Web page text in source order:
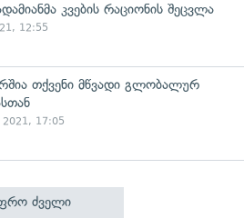
კვების რაციონის შეცვლა
12:55
თქვენი მწვადი გლობალურ
2021, 17:05
ძველი